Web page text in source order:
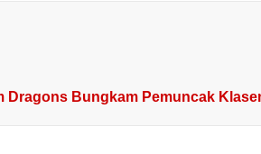
Dragons Bungkam Pemuncak